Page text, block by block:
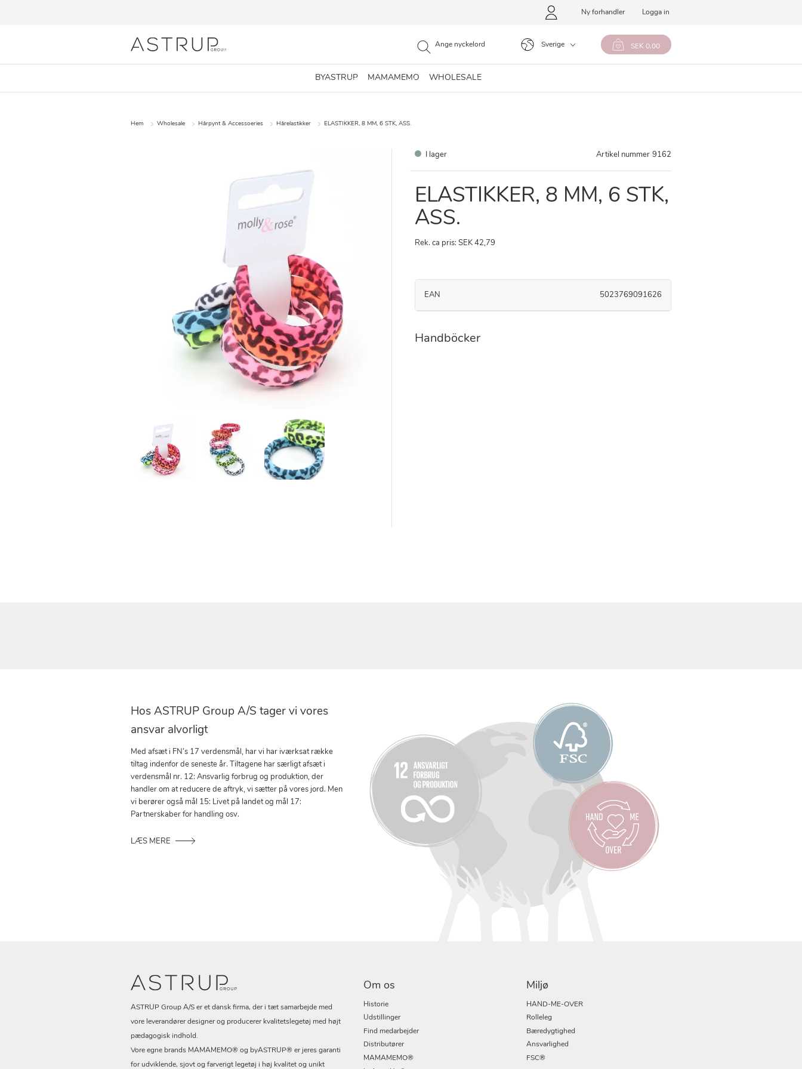
Ny forhandler Logga in
Sverige SEK 0,00
BYASTRUP MAMAMEMO WHOLESALE
Hem Wholesale Hårpynt & Accessoeries Hårelastikker ELASTIKKER, 8 MM, 6 STK, ASS.
I lager Artikel nummer 9162
ELASTIKKER, 8 MM, 6 STK,
ASS.
Rek. ca pris: SEK 42,79
EAN 5023769091626
Handböcker
Hos ASTRUP Group A/S tager vi vores
ansvar alvorligt
Med afsæt i FN’s 17 verdensmål, har vi har iværksat række
tiltag indenfor de seneste år. Tiltagene har særligt afsæt i
verdensmål nr. 12: Ansvarlig forbrug og produktion, der
handler om at reducere de aftryk, vi sætter på vores jord. Men
vi berører også mål 15: Livet på landet og mål 17:
Partnerskaber for handling osv.
LÆS MERE
ASTRUP Group A/S er et dansk firma, der i tæt samarbejde med
vore leverandører designer og producerer kvalitetslegetøj med højt
pædagogisk indhold.
Vore egne brands MAMAMEMO® og byASTRUP® er jeres garanti
for udviklende, sjovt og farverigt legetøj i høj kvalitet og unikt
Om os
Historie
Udstillinger
Find medarbejder
Distributører
MAMAMEMO®
Miljø
HAND-ME-OVER
Rolleleg
Bæredygtighed
Ansvarlighed
FSC®